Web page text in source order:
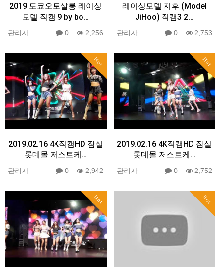
2019 도쿄오토살롱 레이싱
모델 직캠 9 by bo…
관리자 0 2,256
레이싱모델 지후 (Model
JiHoo) 직캠3 2…
관리자 0 2,753
Hot
2019.02.16 4K직캠HD 잠실
롯데몰 저스트케…
관리자 0 2,942
Hot
2019.02.16 4K직캠HD 잠실
롯데몰 저스트케…
관리자 0 2,752
Hot Hot